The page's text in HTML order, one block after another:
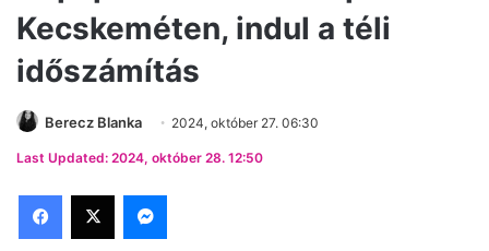
Kecskeméten, indul a téli
időszámítás
Berecz Blanka 2024, október 27. 06:30
Last Updated: 2024, október 28. 12:50
Facebook
X Messenger